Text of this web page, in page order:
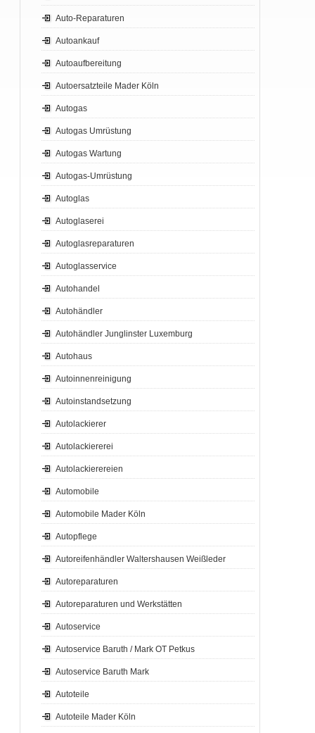
Auto-Reparaturen
Autoankauf
Autoaufbereitung
Autoersatzteile Mader Köln
Autogas
Autogas Umrüstung
Autogas Wartung
Autogas-Umrüstung
Autoglas
Autoglaserei
Autoglasreparaturen
Autoglasservice
Autohandel
Autohändler
Autohändler Junglinster Luxemburg
Autohaus
Autoinnenreinigung
Autoinstandsetzung
Autolackierer
Autolackiererei
Autolackierereien
Automobile
Automobile Mader Köln
Autopflege
Autoreifenhändler Waltershausen Weißleder
Autoreparaturen
Autoreparaturen und Werkstätten
Autoservice
Autoservice Baruth / Mark OT Petkus
Autoservice Baruth Mark
Autoteile
Autoteile Mader Köln